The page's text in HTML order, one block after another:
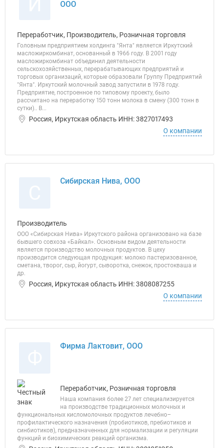
ООО
Переработчик, Производитель, Розничная торговля
Головным предприятием холдинга "Янта" является Иркутский
масложиркомбинат, основанный в 1966 году. В 2001 году
масложиркомбинат объединил деятельности
сельскохозяйственных, перерабатывающих предприятий и
торговых организаций, которые образовали Группу Предприятий
"Янта". Иркутский молочный завод запустили в 1978 году.
Предприятие, построенное по типовому проекту, было
рассчитано на переработку 150 тонн молока в смену (300 тонн в
сутки).. В...
Россия, Иркутская область ИНН: 3827017493
О компании
Сибирская Нива, ООО
Производитель
ООО «Сибирская Нива» Иркутского района организовано на базе
бывшего совхоза «Байкал». Основным видом деятельности
является производство молочных продуктов. В цеху
производится следующая продукция: молоко пастеризованное,
сметана, творог, сыр, йогурт, сыворотка, снежок, простокваша и
др.
Россия, Иркутская область ИНН: 3808087255
О компании
Фирма Лактовит, ООО
Переработчик, Розничная торговля
Наша компания более 27 лет специализируется
на производстве традиционных молочных и
функциональных кисломолочных продуктов лечебно–
профилактического назначения (пробиотиков, пребиотиков и
синбиотиков), предназначенных для нормализации и регуляции
функций и биохимических реакций организма.